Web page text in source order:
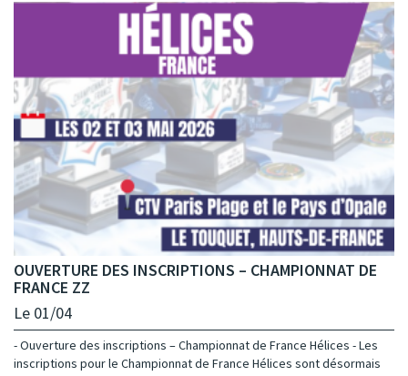
OUVERTURE DES INSCRIPTIONS – CHAMPIONNAT DE
FRANCE ZZ
Le 01/04
- Ouverture des inscriptions – Championnat de France Hélices - Les
inscriptions pour le Championnat de France Hélices sont désormais